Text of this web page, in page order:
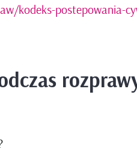
postepowania-